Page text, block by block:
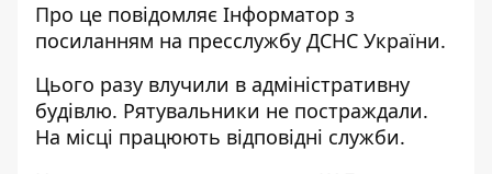
Про це повідомляє Інформатор з
посиланням на пресслужбу ДСНС України.
Цього разу влучили в адміністративну
будівлю. Рятувальники не постраждали.
На місці працюють відповідні служби.